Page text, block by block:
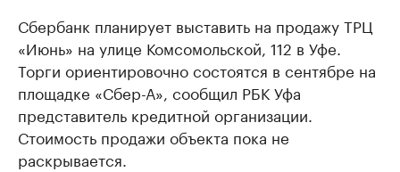
Сбербанк планирует выставить на продажу ТРЦ
«Июнь» на улице Комсомольской, 112 в Уфе.
Торги ориентировочно состоятся в сентябре на
площадке «Сбер-А», сообщил РБК Уфа
представитель кредитной организации.
Стоимость продажи объекта пока не
раскрывается.